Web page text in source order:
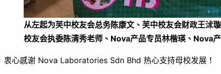
从左起为芙中校友会总务陈康文、芙中校友会财政王沭
校友会执委陈清秀老师、Nova产品专员林楷瑛、Nova
衷心感谢 Nova Laboratories Sdn Bhd 热心支持母校发展！